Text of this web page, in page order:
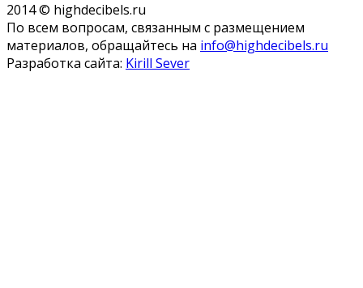
2014 © highdecibels.ru
По всем вопросам, связанным с размещением
материалов, обращайтесь на info@highdecibels.ru
Разработка сайта: Kirill Sever